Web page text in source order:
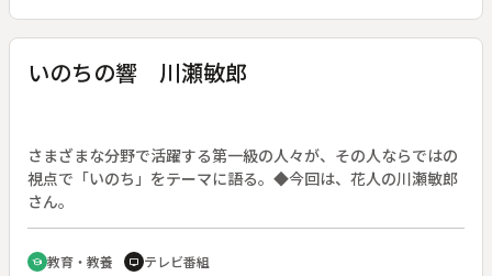
いのちの響 川瀬敏郎
さまざまな分野で活躍する第一級の人々が、その人ならではの
視点で「いのち」をテーマに語る。◆今回は、花人の川瀬敏郎
さん。
school 教育・教養 tv テレビ番組